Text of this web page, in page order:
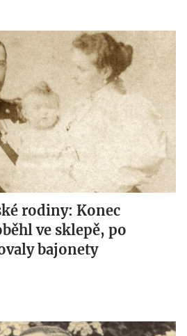
rodiny: Konec
ve sklepě, po
bajonety